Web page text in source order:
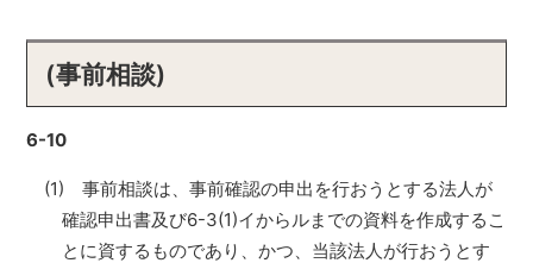
(事前相談)
6-10
(1) 事前相談は、事前確認の申出を行おうとする法人が
確認申出書及び6-3(1)イからルまでの資料を作成するこ
とに資するものであり、かつ、当該法人が行おうとす